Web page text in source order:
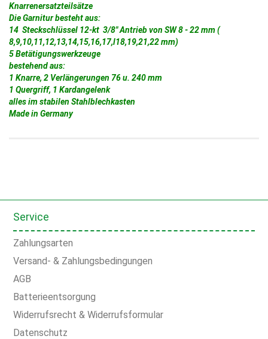
Knarrenersatzteilsätze
Die Garnitur besteht aus:
14 Steckschlüssel 12-kt 3/8" Antrieb von SW 8 - 22 mm (
8,9,10,11,12,13,14,15,16,17,l18,19,21,22 mm)
5 Betätigungswerkzeuge
bestehend aus:
1 Knarre, 2 Verlängerungen 76 u. 240 mm
1 Quergriff, 1 Kardangelenk
alles im stabilen Stahlblechkasten
Made in Germany
Service
Zahlungsarten
Versand- & Zahlungsbedingungen
AGB
Batterieentsorgung
Widerrufsrecht & Widerrufsformular
Datenschutz